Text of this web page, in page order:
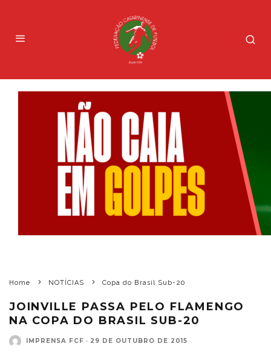
Home NOTÍCIAS Copa do Brasil Sub-20
JOINVILLE PASSA PELO FLAMENGO
NA COPA DO BRASIL SUB-20
IMPRENSA FCF · 29 DE OUTUBRO DE 2015